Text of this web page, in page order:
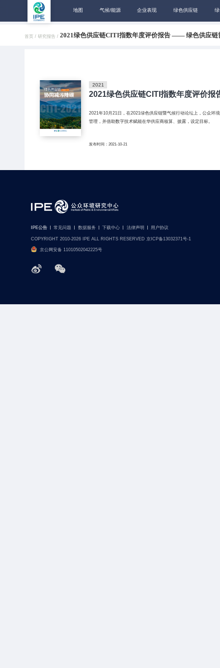
地图 气候/能源 企业表现 绿色供应链
首页 / 研究报告 / 2021绿色供应链CITI指数年度评价报告 —— 绿色供应链
2021
2021绿色供应链CITI指数年度评价
2021年10月21日，在2021绿色供应链暨气候行动论坛上，公众环
管理，并借助数字技术赋能在华供应商核算、披露，设定目标。
发布时间：2021-10-21
IPE公告 常见问题 数据服务 下载中心 法律声明 用户协议
COPYRIGHT 2010-2026 IPE ALL RIGHTS RESERVED 京ICP备13032371号-1
京公网安备 11010502042225号